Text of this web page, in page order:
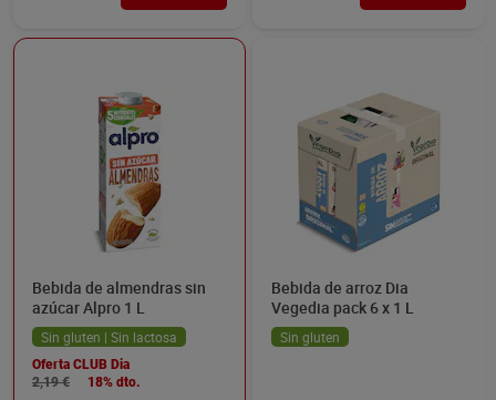
Bebida de almendras sin
azúcar Alpro 1 L
Sin gluten | Sin lactosa
Oferta CLUB Dia
2,19 €
18% dto.
Bebida de arroz Dia
Vegedia pack 6 x 1 L
Sin gluten